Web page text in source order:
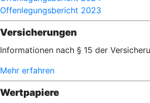
Offenlegungsbericht 2023
Versicherungen
Informationen nach § 15 der
Mehr erfahren
Wertpapiere